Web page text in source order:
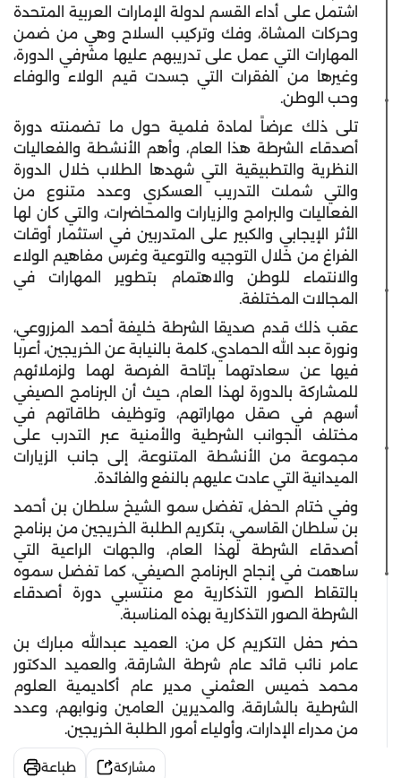
اشتمل على أداء القسم ‏لدولة الإمارات العربية المتحدة
‏وحركات المشاة، وفك وتركيب السلاح وهي من ضمن
المهارات التي ‏عمل على تدريبهم عليها ‏مشرفي ‏الدورة،
وغيرها من الفقرات التي جسدت قيم الولاء والوفاء
وحب الوطن.
تلى ذلك عرضاً لمادة فلمية حول ما تضمنته دورة
أصدقاء الشرطة هذا العام، وأهم الأنشطة والفعاليات
‏النظرية ‏والتطبيقية التي شهدها الطلاب ‏خلال الدورة
والتي شملت التدريب العسكري وعدد متنوع من
الفعاليات والبرامج والزيارات ‏والمحاضرات، والتي ‏كان لها
‏الأثر الإيجابي والكبير على المتدربين في استثمار أوقات
الفراغ من خلال التوجيه والتوعية وغرس مفاهيم ‏الولاء
‏والانتماء للوطن والاهتمام بتطوير المهارات في
المجالات المختلفة.
عقب ذلك قدم صديقا الشرطة خليفة أحمد المزروعي،
ونورة عبد الله الحمادي، كلمة بالنيابة عن الخريجين، أعربا
فيها عن سعادتهما بإتاحة الفرصة لهما ولزملائهم
للمشاركة بالدورة لهذا العام، حيث أن البرنامج الصيفي
أسهم في صقل مهاراتهم، وتوظيف ‎طاقاتهم في
مختلف الجوانب الشرطية والأمنية عبر التدرب على
مجموعة من الأنشطة المتنوعة، إلى جانب الزيارات
الميدانية التي عادت عليهم بالنفع والفائدة.
وفي ختام الحفل، تفضل سمو الشيخ سلطان بن أحمد
بن سلطان القاسمي‏‏، بتكريم الطلبة الخريجين من برنامج
أصدقاء الشرطة لهذا العام، والجهات الراعية التي
ساهمت في إنجاح البرنامج الصيفي، كما تفضل سموه
بالتقاط الصور التذكارية مع منتسبي دورة أصدقاء
الشرطة الصور التذكارية بهذه المناسبة.
حضر حفل التكريم كل من: العميد عبدالله مبارك بن
عامر نائب قائد عام شرطة الشارقة، والعميد الدكتور
محمد خميس العثمني مدير عام أكاديمية العلوم
الشرطية بالشارقة، والمديرين العامين ونوابهم، وعدد
من مدراء الإدارات، وأولياء أمور الطلبة الخريجين.
مشاركة طباعة